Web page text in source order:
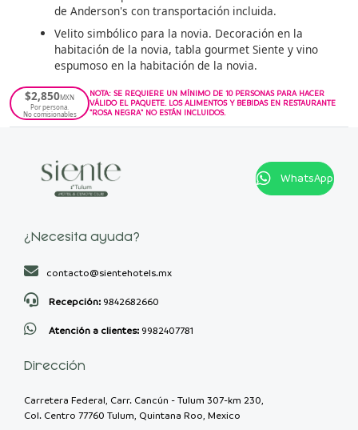
de Anderson's con transportación incluida.
Velito simbólico para la novia. Decoración en la
habitación de la novia, tabla gourmet Siente y vino
espumoso en la habitación de la novia.
$2,850MXN
Por persona.
No comisionables
NOTA: SE REQUIERE UN MÍNIMO DE 10 PERSONAS PARA HACER
VÁLIDO EL PAQUETE. LOS ALIMENTOS Y BEBIDAS EN RESTAURANTE
"ROSA NEGRA" NO ESTÁN INCLUIDOS.
WhatsApp
¿Necesita ayuda?
contacto@sientehotels.mx
Recepción: 9842682660
Atención a clientes: 9982407781
Dirección
Carretera Federal, Carr. Cancún - Tulum 307-km 230,
Col. Centro 77760 Tulum, Quintana Roo, Mexico